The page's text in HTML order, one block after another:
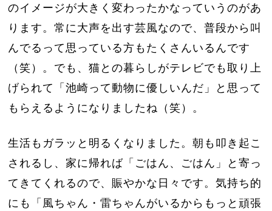
のイメージが大きく変わったかなっていうのがあ
ります。常に大声を出す芸風なので、普段から叫
んでるって思っている方もたくさんいるんです
（笑）。でも、猫との暮らしがテレビでも取り上
げられて「池崎って動物に優しいんだ」と思って
もらえるようになりましたね（笑）。
生活もガラッと明るくなりました。朝も叩き起こ
されるし、家に帰れば「ごはん、ごはん」と寄っ
てきてくれるので、賑やかな日々です。気持ち的
にも「風ちゃん・雷ちゃんがいるからもっと頑張